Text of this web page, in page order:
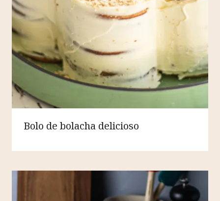
Bolo de bolacha delicioso